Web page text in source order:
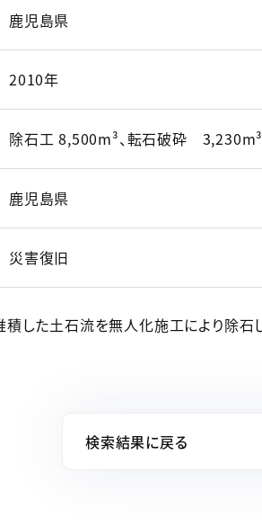
鹿児島県
2010年
除石工 8,500m³、転石破砕 3,230m³
鹿児島県
災害復旧
した土石流を無人化施工により除
検索結果に戻る